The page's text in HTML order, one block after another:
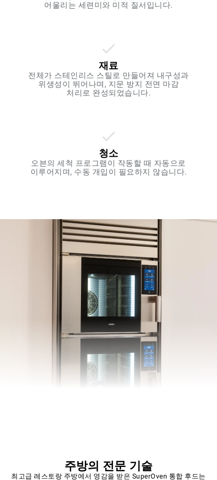
어울리는 세련미와 미적 질서입니다.
재료
전체가 스테인리스 스틸로 만들어져 내구성과
위생성이 뛰어나며, 지문 방지 전면 마감
처리로 완성되었습니다.
청소
오븐의 세척 프로그램이 작동할 때 자동으로
이루어지며, 수동 개입이 필요하지 않습니다.
주방의 전문 기술
최고급 레스토랑 주방에서 영감을 받은 SuperOven 통합 후드는